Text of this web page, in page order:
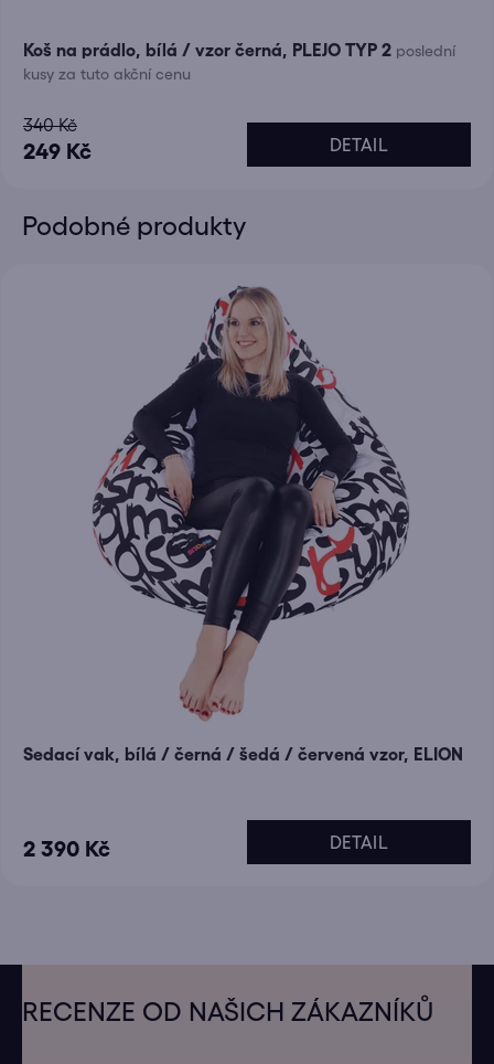
Koš na prádlo, bílá / vzor černá, PLEJO TYP 2 poslední
kusy za tuto akční cenu
249 Kč
340 Kč
DETAIL
Podobné produkty
Sedací vak, bílá / černá / šedá / červená vzor, ELION
2 390 Kč DETAIL
RECENZE OD NAŠICH ZÁKAZNÍKŮ